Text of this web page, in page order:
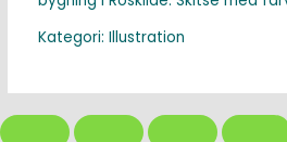
Kategori: Illustration